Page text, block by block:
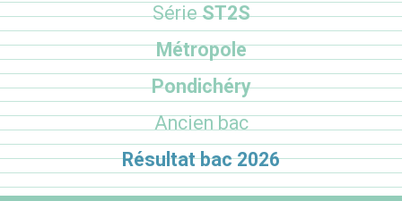
SérieST2S
Métropole
Pondichéry
Ancien bac
Résultat bac 2026